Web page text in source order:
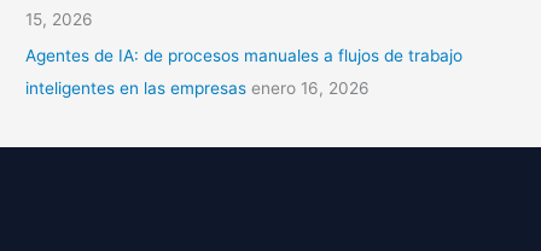
15, 2026
Agentes de IA: de procesos manuales a flujos de trabajo
inteligentes en las empresas enero 16, 2026